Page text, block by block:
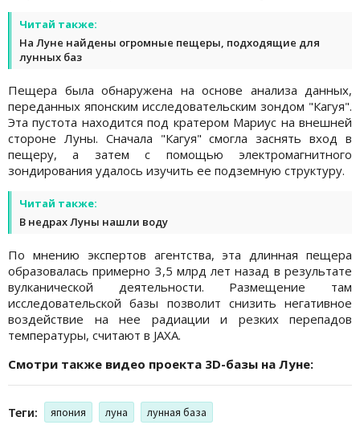
Читай также:
На Луне найдены огромные пещеры, подходящие для
лунных баз
Пещера была обнаружена на основе анализа данных,
переданных японским исследовательским зондом "Кагуя".
Эта пустота находится под кратером Мариус на внешней
стороне Луны. Сначала "Кагуя" смогла заснять вход в
пещеру, а затем с помощью электромагнитного
зондирования удалось изучить ее подземную структуру.
Читай также:
В недрах Луны нашли воду
По мнению экспертов агентства, эта длинная пещера
образовалась примерно 3,5 млрд лет назад в результате
вулканической деятельности. Размещение там
исследовательской базы позволит снизить негативное
воздействие на нее радиации и резких перепадов
температуры, считают в JAXA.
Смотри также видео проекта 3D-базы на Луне:
Теги: япония луна лунная база